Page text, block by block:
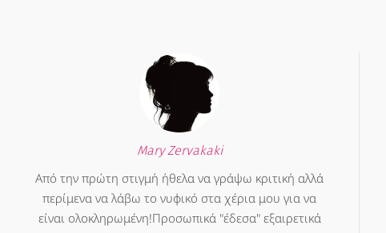
Mary Zervakaki
Από την πρώτη στιγμή ήθελα να γράψω κριτική αλλά
περίμενα να λάβω το νυφικό στα χέρια μου για να
είναι ολοκληρωμένη!Προσωπικά "έδεσα" εξαιρετικά